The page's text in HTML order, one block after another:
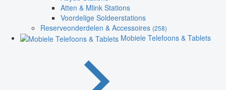
Atten & Mlink Stations
Voordelige Soldeerstations
Reserveonderdelen & Accessoires (258)
Mobiele Telefoons & Tablets